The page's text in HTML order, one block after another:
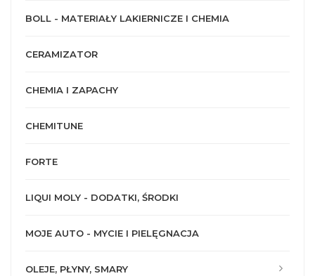
BOLL - MATERIAŁY LAKIERNICZE I CHEMIA
CERAMIZATOR
CHEMIA I ZAPACHY
CHEMITUNE
FORTE
LIQUI MOLY - DODATKI, ŚRODKI
MOJE AUTO - MYCIE I PIELĘGNACJA
OLEJE, PŁYNY, SMARY